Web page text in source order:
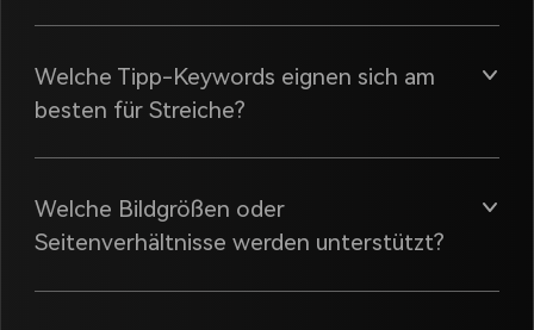
Welche Tipp-Keywords eignen sich am
besten für Streiche?
Welche Bildgrößen oder
Seitenverhältnisse werden unterstützt?